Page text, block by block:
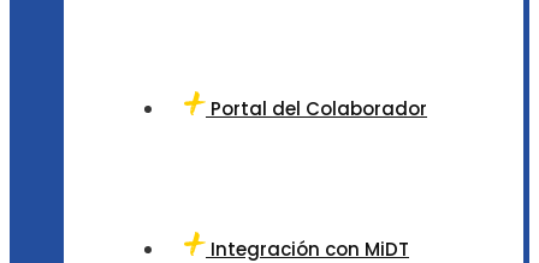
Portal del Colaborador
Integración con MiDT